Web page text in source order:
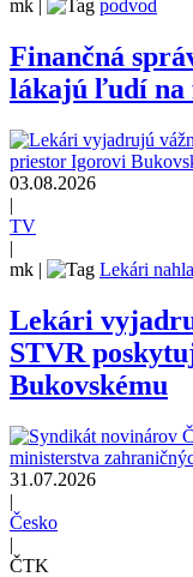
mk podvod
Finančná
lákajú ľudí na
03.08.2026
|
TV
|
mk | Lekári
Lekári
STVR
Bukovskému
31.07.2026
|
Česko
|
ČTK